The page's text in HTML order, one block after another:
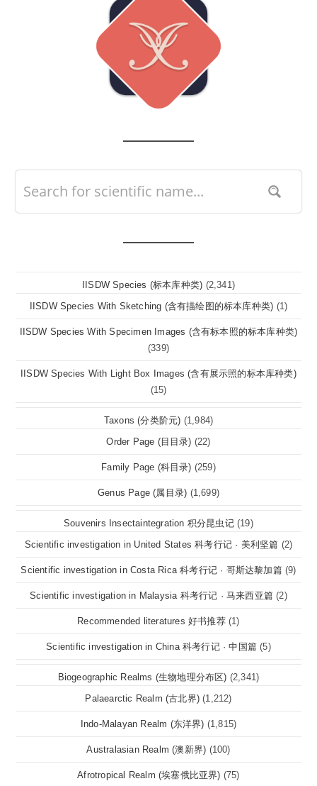
IISDW Species (标本库种类) (2,341)
IISDW Species With Sketching (含有描绘图的标本库种类) (1)
IISDW Species With Specimen Images (含有标本照的标本库种类)
(339)
IISDW Species With Light Box Images (含有展示照的标本库种类)
(15)
Taxons (分类阶元) (1,984)
Order Page (目目录) (22)
Family Page (科目录) (259)
Genus Page (属目录) (1,699)
Souvenirs Insectaintegration 积分昆虫记 (19)
Scientific investigation in United States 科考行记 · 美利坚篇 (2)
Scientific investigation in Costa Rica 科考行记 · 哥斯达黎加篇 (9)
Scientific investigation in Malaysia 科考行记 · 马来西亚篇 (2)
Recommended literatures 好书推荐 (1)
Scientific investigation in China 科考行记 · 中国篇 (5)
Biogeographic Realms (生物地理分布区) (2,341)
Palaearctic Realm (古北界) (1,212)
Indo-Malayan Realm (东洋界) (1,815)
Australasian Realm (澳新界) (100)
Afrotropical Realm (埃塞俄比亚界) (75)